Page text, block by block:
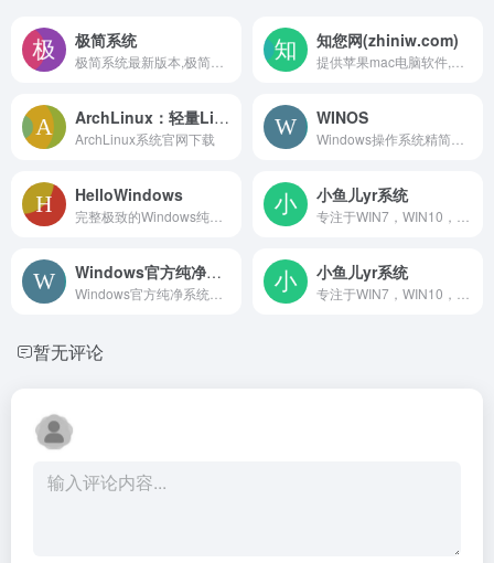
极简系统 知您网(zhiniw.com)
ArchLinux：轻量Linux系统
ArchLinux系统官网下载
WINOS
HelloWindows 小鱼儿yr系统
Windows官方纯净系统 小鱼儿yr系统
暂无评论